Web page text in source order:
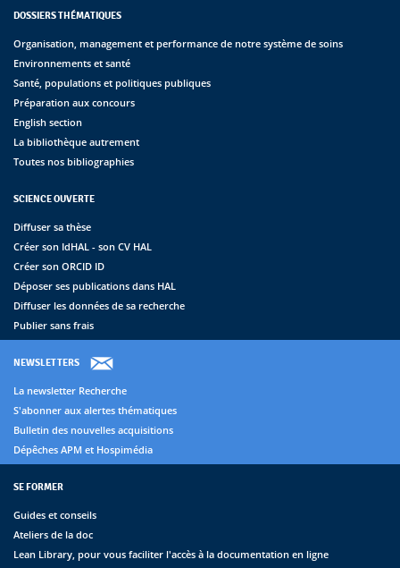
DOSSIERS THÉMATIQUES
Organisation, management et performance de notre système de soins
Environnements et santé
Santé, populations et politiques publiques
Préparation aux concours
English section
La bibliothèque autrement
Toutes nos bibliographies
SCIENCE OUVERTE
Diffuser sa thèse
Créer son IdHAL - son CV HAL
Créer son ORCID ID
Déposer ses publications dans HAL
Diffuser les données de sa recherche
Publier sans frais
NEWSLETTERS
La newsletter Recherche
S'abonner aux alertes thématiques
Bulletin des nouvelles acquisitions
Dépêches APM et Hospimédia
SE FORMER
Guides et conseils
Ateliers de la doc
Lean Library, pour vous faciliter l'accès à la documentation en ligne